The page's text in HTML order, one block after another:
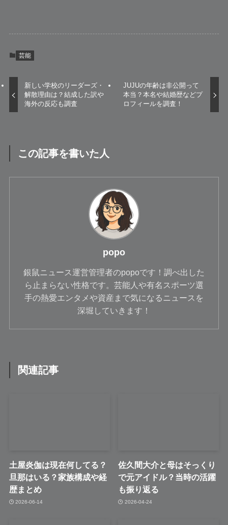
芸能
新しい学校のリーダーズ・
解散理由は？結成した訳や
海外の反応も調査
JUJUの年齢は非公開って
本当？本名や結婚歴などプ
ロフィールを調査！
この記事を書いた人
popo
銀鼠ニュース運営管理者のpopoです！調べ出した
ら止まらない性格です。芸能人や有名スポーツ選
手の熱愛エンタメや資産まで気になるニュースを
深堀していきます！
関連記事
土屋炎伽は現在何してる？
旦那はいる？家族構成や経
歴まとめ
2026-06-14
佐久間大介と母はそっくり
で元アイドル？当時の活躍
も振り返る
2026-04-24